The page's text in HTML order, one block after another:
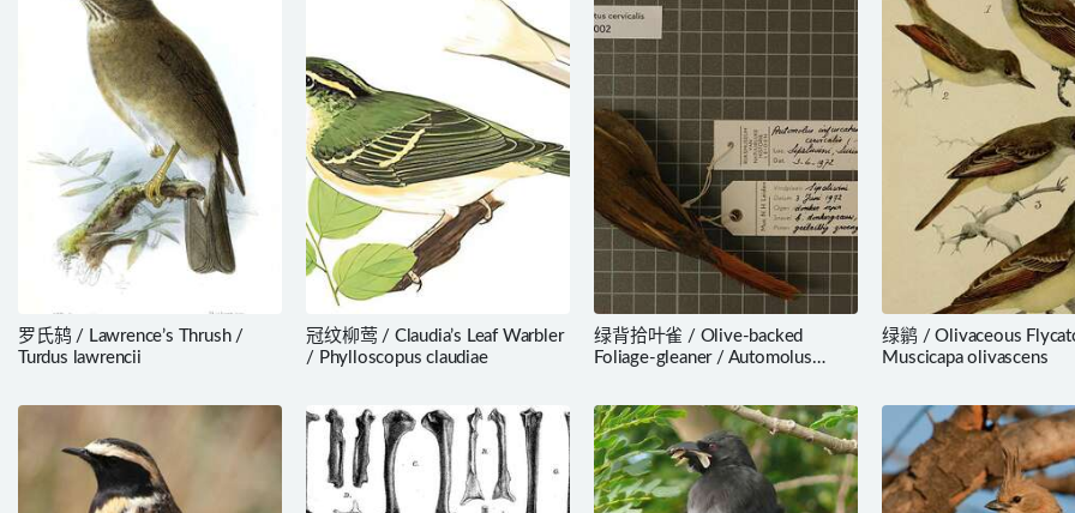
罗氏鸫 / Lawrence’s Thrush /
Turdus lawrencii
冠纹柳莺 / Claudia’s Leaf Warbler
/ Phylloscopus claudiae
绿背拾叶雀 / Olive-backed
Foliage-gleaner / Automolus
绿鹟 / Olivaceous
Muscicapa olivascens